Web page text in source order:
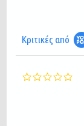
Κριτικές από